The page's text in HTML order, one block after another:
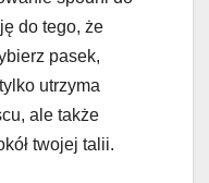
do tego, że
pasek,
utrzyma
ale także
twojej talii.